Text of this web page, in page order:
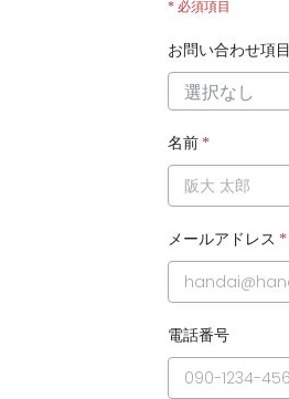
* 必須項目
お問い合わせ項目
名前 *
メールアドレス *
電話番号